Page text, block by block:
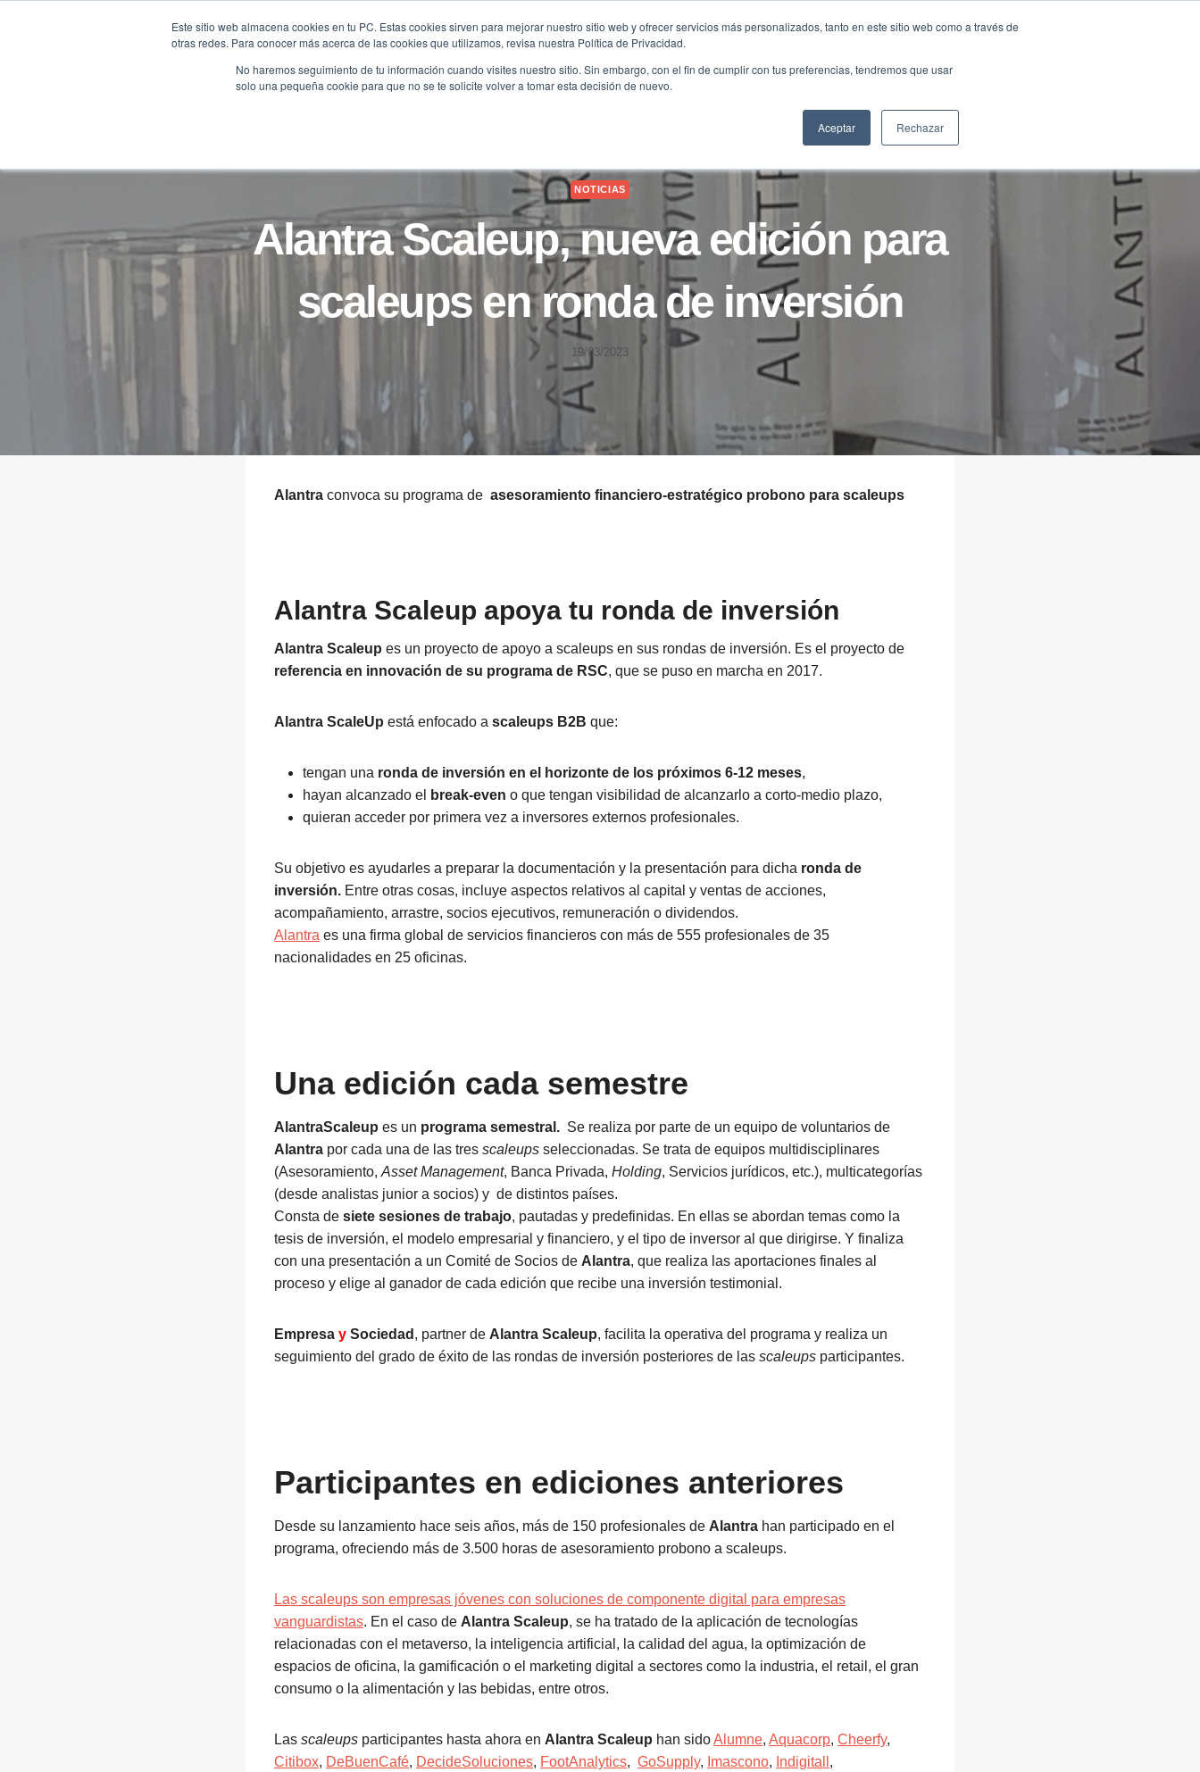
Este sitio web almacena cookies en tu PC. Estas cookies sirven para mejorar nuestro sitio web y ofrecer servicios más personalizados, tanto en este sitio web como a través de
otras redes. Para conocer más acerca de las cookies que utilizamos, revisa nuestra Política de Privacidad.
No haremos seguimiento de tu información cuando visites nuestro sitio. Sin embargo, con el fin de cumplir con tus preferencias, tendremos que usar
solo una pequeña cookie para que no se te solicite volver a tomar esta decisión de nuevo.
Aceptar Rechazar
HOME B2B FILANTROPÍA LONGEVIDAD
NOTICIAS
Alantra Scaleup, nueva edición para
scaleups en ronda de inversión
19/03/2023
Alantra convoca su programa de asesoramiento financiero-estratégico probono para scaleups
Alantra Scaleup apoya tu ronda de inversión
Alantra Scaleup es un proyecto de apoyo a scaleups en sus rondas de inversión. Es el proyecto de
referencia en innovación de su programa de RSC, que se puso en marcha en 2017.
Alantra ScaleUp está enfocado a scaleups B2B que:
tengan una ronda de inversión en el horizonte de los próximos 6-12 meses,
hayan alcanzado el
break-even o que tengan visibilidad de alcanzarlo a corto-medio plazo,
quieran acceder por primera vez a inversores externos profesionales.
Su objetivo es ayudarles a preparar la documentación y la presentación para dicha ronda de
inversión. Entre otras cosas, incluye aspectos relativos al capital y ventas de acciones,
acompañamiento, arrastre, socios ejecutivos, remuneración o dividendos.
Alantra es una firma global de servicios financieros con más de 555 profesionales de 35
nacionalidades en 25 oficinas.
Una edición cada semestre
AlantraScaleup es un programa semestral. Se realiza por parte de un equipo de voluntarios de
Alantra por cada una de las tres scaleups seleccionadas. Se trata de equipos multidisciplinares
(Asesoramiento, Asset Management, Banca Privada, Holding, Servicios jurídicos, etc.), multicategorías
(desde analistas junior a socios) y de distintos países.
Consta de siete sesiones de trabajo, pautadas y predefinidas. En ellas se abordan temas como la
tesis de inversión, el modelo empresarial y financiero, y el tipo de inversor al que dirigirse. Y finaliza
con una presentación a un Comité de Socios de Alantra, que realiza las aportaciones finales al
proceso y elige al ganador de cada edición que recibe una inversión testimonial.
Empresa y Sociedad , partner de Alantra Scaleup, facilita la operativa del programa y realiza un
seguimiento del grado de éxito de las rondas de inversión posteriores de las scaleups participantes.
Participantes en ediciones anteriores
Desde su lanzamiento hace seis años, más de 150 profesionales de Alantra han participado en el
programa, ofreciendo más de 3.500 horas de asesoramiento probono a scaleups.
Las scaleups son empresas jóvenes con soluciones de componente digital para empresas
vanguardistas. En el caso de Alantra Scaleup, se ha tratado de la aplicación de tecnologías
relacionadas con el metaverso, la inteligencia artificial, la calidad del agua, la optimización de
espacios de oficina, la gamificación o el marketing digital a sectores como la industria, el retail, el gran
consumo o la alimentación y las bebidas, entre otros.
Las scaleups participantes hasta ahora en Alantra Scaleup han sidoAlumne, Aquacorp, Cheerfy,
Citibox, DeBuenCafé, DecideSoluciones, FootAnalytics, GoSupply, Imascono, Indigitall ,